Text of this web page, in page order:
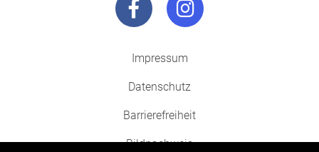
Impressum
Datenschutz
Barrierefreiheit
Bildnachweis